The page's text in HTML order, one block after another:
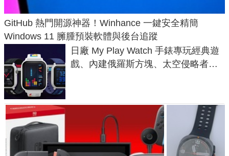
GitHub 熱門開源神器！Winhance 一鍵安全精簡
Windows 11 臃腫預裝軟體與後台追蹤
日廠 My Play Watch 手錶專玩經典遊
戲、內建俄羅斯方塊、太空侵略者，